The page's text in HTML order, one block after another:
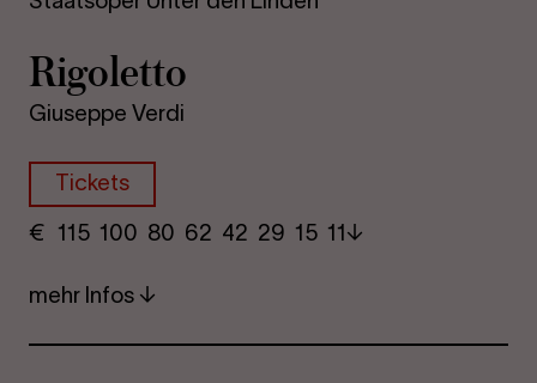
Ri­go­let­to
Giuseppe Verdi
Tickets
€ ​ 115 100 80​ 62 42 29​ 15 11
mehr Infos